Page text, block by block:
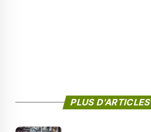
PLUS D'ARTICLES